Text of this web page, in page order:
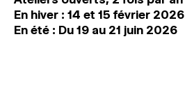
En hiver : 14 et 15 février 2026
En été : Du 19 au 21 juin 2026